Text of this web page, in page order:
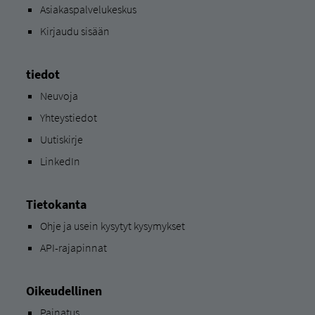
Asiakaspalvelukeskus
Kirjaudu sisään
tiedot
Neuvoja
Yhteystiedot
Uutiskirje
LinkedIn
Tietokanta
Ohje ja usein kysytyt kysymykset
API-rajapinnat
Oikeudellinen
Painatus